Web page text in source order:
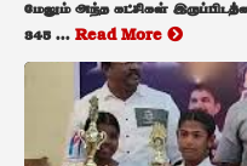
மேலும் அந்த கட்சிகள்
345 ... Read More